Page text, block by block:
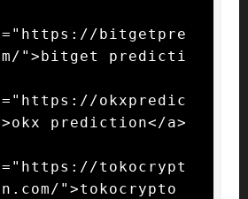
bitgetpre
">bitget predicti
okxpredic
prediction</a>
tokocrypt
">tokocrypto